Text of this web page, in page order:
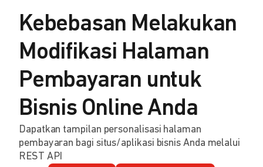
Kebebasan Melakukan
Modifikasi Halaman
Pembayaran untuk
Bisnis Online Anda
Dapatkan tampilan personalisasi halaman
pembayaran bagi situs/aplikasi bisnis Anda melalui
REST API